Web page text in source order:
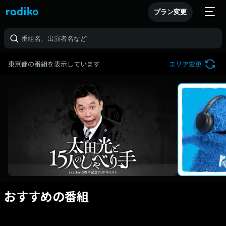
プラン変更
東京都の番組を表示しています エリア変更
おすすめの番組